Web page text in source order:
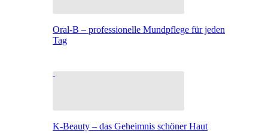
Oral-B – professionelle Mundpflege für jeden
Tag
K-Beauty – das Geheimnis schöner Haut